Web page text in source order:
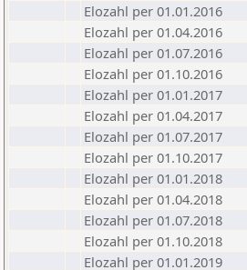
Elozahl per 01.01.2016
Elozahl per 01.04.2016
Elozahl per 01.07.2016
Elozahl per 01.10.2016
Elozahl per 01.01.2017
Elozahl per 01.04.2017
Elozahl per 01.07.2017
Elozahl per 01.10.2017
Elozahl per 01.01.2018
Elozahl per 01.04.2018
Elozahl per 01.07.2018
Elozahl per 01.10.2018
Elozahl per 01.01.2019